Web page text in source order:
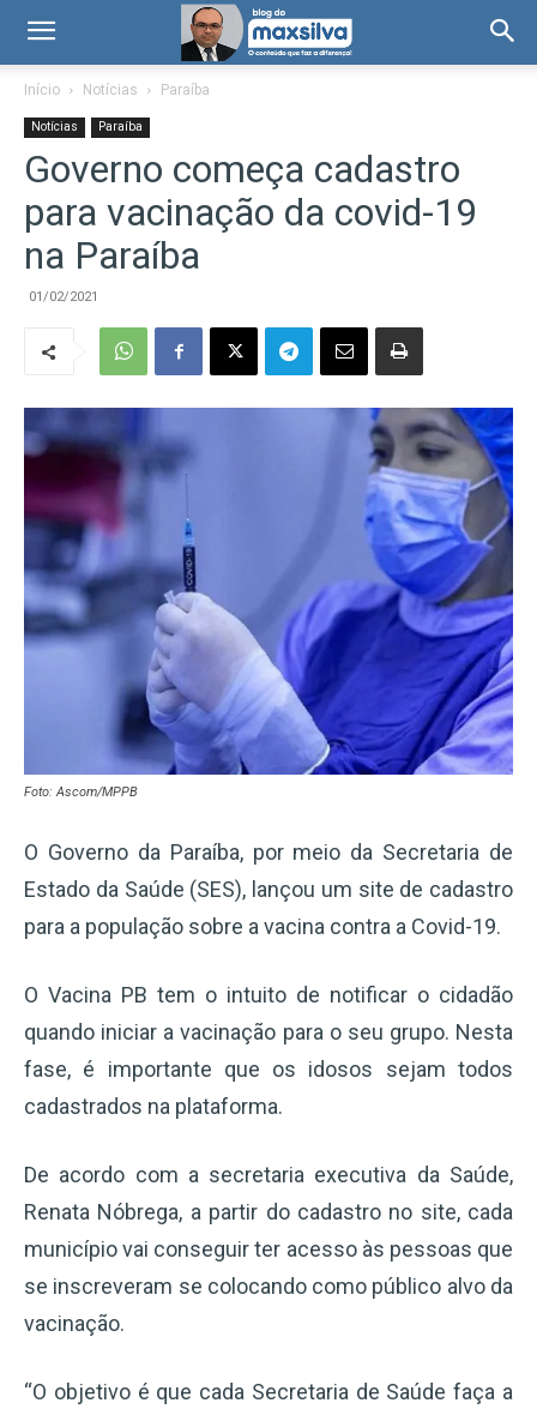
Início Notícias Paraíba
Notícias Paraíba
Governo começa cadastro
para vacinação da covid-19
na Paraíba
01/02/2021
Foto: Ascom/MPPB
O Governo da Paraíba, por meio da Secretaria de
Estado da Saúde (SES), lançou um site de cadastro
para a população sobre a vacina contra a Covid-19.
O Vacina PB tem o intuito de notificar o cidadão
quando iniciar a vacinação para o seu grupo. Nesta
fase, é importante que os idosos sejam todos
cadastrados na plataforma.
De acordo com a secretaria executiva da Saúde,
Renata Nóbrega, a partir do cadastro no site, cada
município vai conseguir ter acesso às pessoas que
se inscreveram se colocando como público alvo da
vacinação.
“O objetivo é que cada Secretaria de Saúde faça a